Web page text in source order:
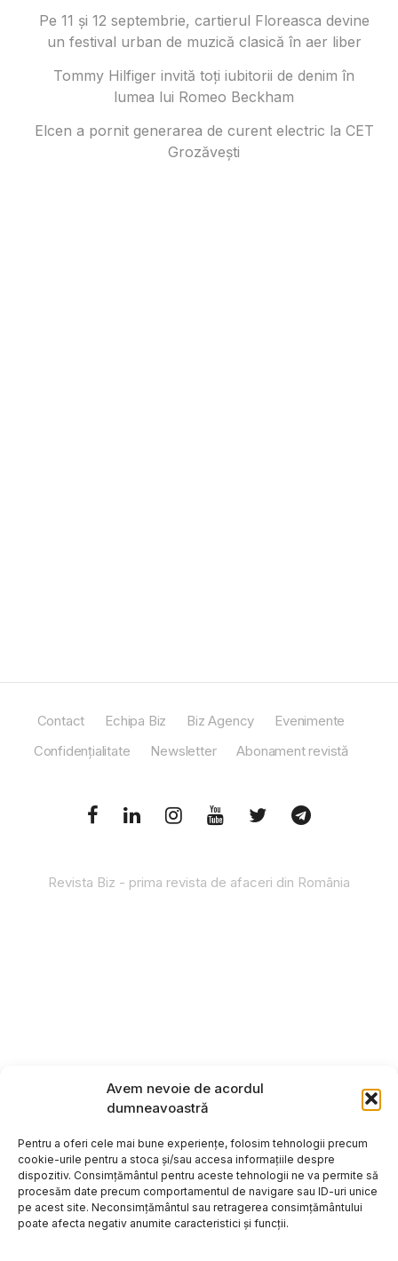
Avem nevoie de acordul
dumneavoastră
Pentru a oferi cele mai bune experiențe, folosim tehnologii precum
cookie-urile pentru a stoca și/sau accesa informațiile despre
dispozitiv. Consimțământul pentru aceste tehnologii ne va permite să
procesăm date precum comportamentul de navigare sau ID-uri unice
pe acest site. Neconsimțământul sau retragerea consimțământului
poate afecta negativ anumite caracteristici și funcții.
Pe 11 și 12 septembrie, cartierul Floreasca devine
un festival urban de muzică clasică în aer liber
Tommy Hilfiger invită toți iubitorii de denim în
lumea lui Romeo Beckham
Elcen a pornit generarea de curent electric la CET
Grozăvești
Contact Echipa Biz Biz Agency
Evenimente
Confidențialitate
Newsletter Abonament revistă
Revista Biz - prima revista de afaceri din România